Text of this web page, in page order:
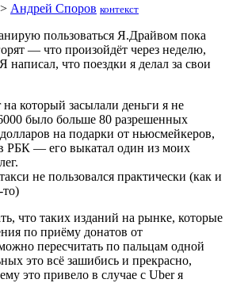
> Андрей Споров контекст
пользоваться Я.Драйвом пока
— что произойдёт через неделю,
что поездки я делал за свои
который засылали деньги я не
было больше 80 разрешенных
на подарки от ньюсмейкеров,
в РБК — его выкатал один из моих
не пользовался практически (как и
то)
что таких изданий на рынке, которые
по приёму донатов от
пересчитать по пальцам одной
это всё зашибись и прекрасно,
это привело в случае с Uber я